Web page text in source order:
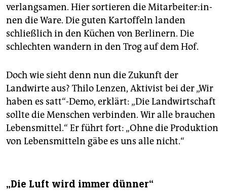
verlangsamen. Hier sortieren die Mit­ar­bei­te­r:in­
nen die Ware. Die guten Kartoffeln landen
schließlich in den Küchen von Berlinern. Die
schlechten wandern in den Trog auf dem Hof.
Doch wie sieht denn nun die Zukunft der
Landwirte aus? Thilo Lenzen, Aktivist bei der „Wir
haben es satt“-Demo, erklärt: „Die Landwirtschaft
sollte die Menschen verbinden. Wir alle brauchen
Lebensmittel.“ Er führt fort: „Ohne die Produktion
von Lebensmitteln gäbe es uns alle nicht.“
„Die Luft wird immer dünner“